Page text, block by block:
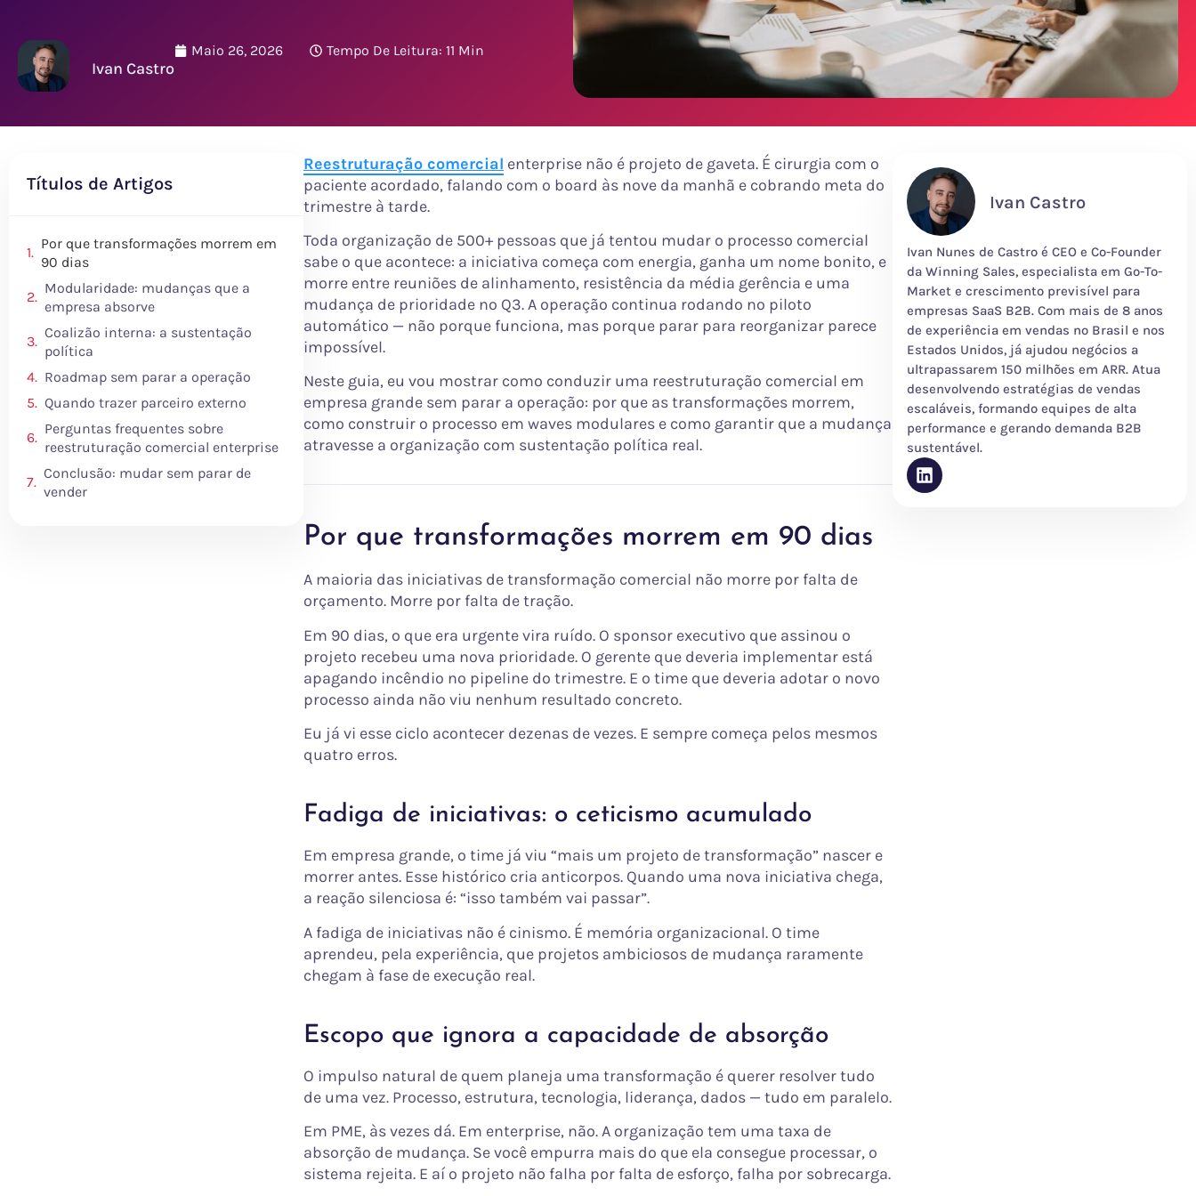
Maio 26, 2026 Tempo De Leitura: 11 Min
Ivan Castro
Títulos de Artigos
Por que transformações morrem em
90 dias
Modularidade: mudanças que a
empresa absorve
Coalizão interna: a sustentação
política
Roadmap sem parar a operação
Quando trazer parceiro externo
Perguntas frequentes sobre
reestruturação comercial enterprise
Conclusão: mudar sem parar de
vender
Reestruturação comercial enterprise não é projeto de gaveta. É cirurgia com o
paciente acordado, falando com o board às nove da manhã e cobrando meta do
trimestre à tarde.
Toda organização de 500+ pessoas que já tentou mudar o processo comercial
sabe o que acontece: a iniciativa começa com energia, ganha um nome bonito, e
morre entre reuniões de alinhamento, resistência da média gerência e uma
mudança de prioridade no Q3. A operação continua rodando no piloto
automático — não porque funciona, mas porque parar para reorganizar parece
impossível.
Neste guia, eu vou mostrar como conduzir uma reestruturação comercial em
empresa grande sem parar a operação: por que as transformações morrem,
como construir o processo em waves modulares e como garantir que a mudança
atravesse a organização com sustentação política real.
Por que transformações morrem em 90 dias
A maioria das iniciativas de transformação comercial não morre por falta de
orçamento. Morre por falta de tração.
Em 90 dias, o que era urgente vira ruído. O sponsor executivo que assinou o
projeto recebeu uma nova prioridade. O gerente que deveria implementar está
apagando incêndio no pipeline do trimestre. E o time que deveria adotar o novo
processo ainda não viu nenhum resultado concreto.
Eu já vi esse ciclo acontecer dezenas de vezes. E sempre começa pelos mesmos
quatro erros.
Fadiga de iniciativas: o ceticismo acumulado
Em empresa grande, o time já viu “mais um projeto de transformação” nascer e
morrer antes. Esse histórico cria anticorpos. Quando uma nova iniciativa chega,
a reação silenciosa é: “isso também vai passar”.
A fadiga de iniciativas não é cinismo. É memória organizacional. O time
aprendeu, pela experiência, que projetos ambiciosos de mudança raramente
chegam à fase de execução real.
Escopo que ignora a capacidade de absorção
O impulso natural de quem planeja uma transformação é querer resolver tudo
de uma vez. Processo, estrutura, tecnologia, liderança, dados — tudo em paralelo.
Em PME, às vezes dá. Em enterprise, não. A organização tem uma taxa de
absorção de mudança. Se você empurra mais do que ela consegue processar, o
sistema rejeita. E aí o projeto não falha por falta de esforço, falha por sobrecarga.
Ivan Castro
Ivan Nunes de Castro é CEO e Co-Founder
da Winning Sales, especialista em Go-To-
Market e crescimento previsível para
empresas SaaS B2B. Com mais de 8 anos
de experiência em vendas no Brasil e nos
Estados Unidos, já ajudou negócios a
ultrapassarem 150 milhões em ARR. Atua
desenvolvendo estratégias de vendas
escaláveis, formando equipes de alta
performance e gerando demanda B2B
sustentável.